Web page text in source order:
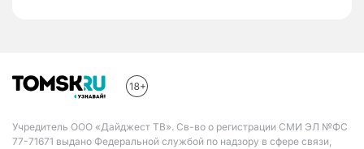
Учредитель ООО «Дайджест ТВ». Св-во о регистрации СМИ ЭЛ №ФС
77-71671 выдано Федеральной службой по надзору в сфере связи,